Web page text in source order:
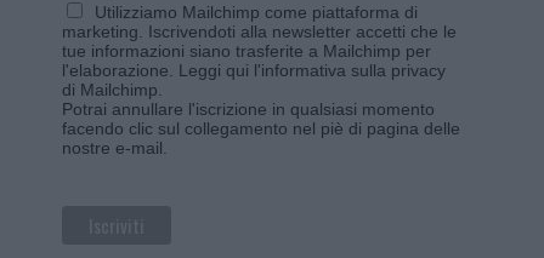
Utilizziamo Mailchimp come piattaforma di
marketing. Iscrivendoti alla newsletter accetti che le
tue informazioni siano trasferite a Mailchimp per
l'elaborazione. Leggi qui l'informativa sulla privacy
di Mailchimp
Potrai annullare l'iscrizione in qualsiasi momento
facendo clic sul collegamento nel piè di pagina delle
nostre e-mail.